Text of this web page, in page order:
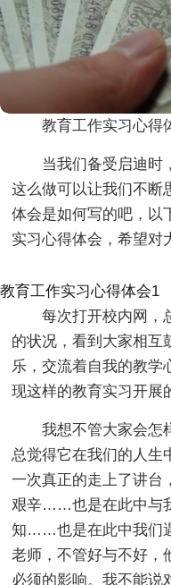
教育工作实习心得
当我们备受启迪时
这么做可以让我们不断
体会是如何写的吧，以
实习心得体会，希望对
教育工作实习心得体会1
每次打开校内网，
的状况，看到大家相互
乐，交流着自我的教学
现这样的教育实习开展
我想不管大家会怎
总觉得它在我们的人生
一次真正的走上了讲台
艰辛……也是在此中与
知……也是在此中我们
老师，不管好与不好，
必须的影响。我不能说